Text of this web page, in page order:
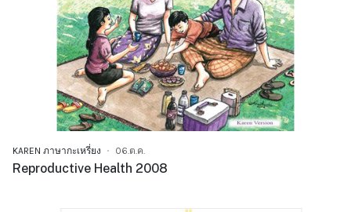
KAREN ภาษากะเหรี่ยง 06.ต.ค.
Reproductive Health 2008